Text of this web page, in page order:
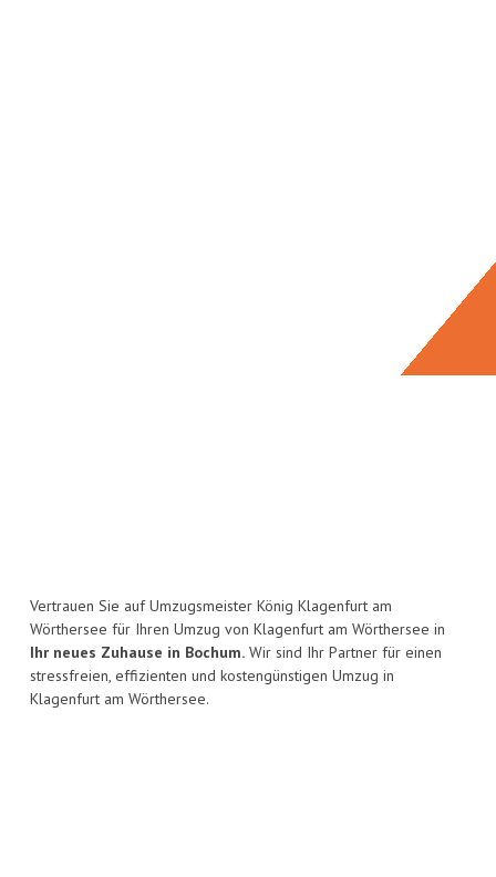
Vertrauen Sie auf Umzugsmeister König Klagenfurt am
Wörthersee für Ihren Umzug von Klagenfurt am Wörthersee in
Ihr neues Zuhause in Bochum. Wir sind Ihr Partner für einen
stressfreien, effizienten und kostengünstigen Umzug in
Klagenfurt am Wörthersee.